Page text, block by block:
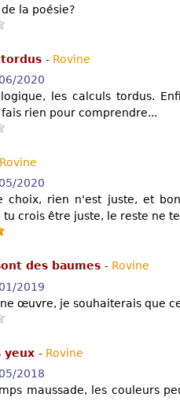
la poésie?
tordus - Rovine
2020
les calculs tordus.
rien pour comprendre...
Rovine
2020
choix, rien n'est juste, et
tu crois être juste, le reste ne
des baumes - Rovine
2019
œuvre, je souhaiterais que
yeux - Rovine
2018
maussade, les couleurs